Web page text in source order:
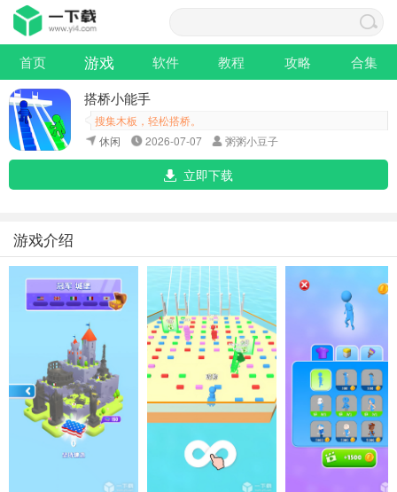
首页 游戏 软件 教程 攻略 合集
搭桥小能手
搜集木板，轻松搭桥。
休闲
2026-07-07 粥粥小豆子
立即下载
游戏介绍